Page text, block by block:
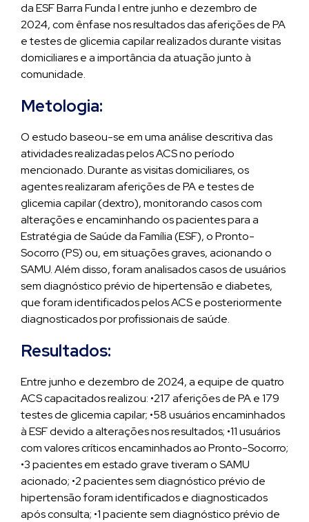
da ESF Barra Funda I entre junho e dezembro de
2024, com ênfase nos resultados das aferições de PA
e testes de glicemia capilar realizados durante visitas
domiciliares e a importância da atuação junto à
comunidade.
Metologia:
O estudo baseou-se em uma análise descritiva das
atividades realizadas pelos ACS no período
mencionado. Durante as visitas domiciliares, os
agentes realizaram aferições de PA e testes de
glicemia capilar (dextro), monitorando casos com
alterações e encaminhando os pacientes para a
Estratégia de Saúde da Família (ESF), o Pronto-
Socorro (PS) ou, em situações graves, acionando o
SAMU. Além disso, foram analisados casos de usuários
sem diagnóstico prévio de hipertensão e diabetes,
que foram identificados pelos ACS e posteriormente
diagnosticados por profissionais de saúde.
Resultados:
Entre junho e dezembro de 2024, a equipe de quatro
ACS capacitados realizou: •217 aferições de PA e 179
testes de glicemia capilar; •58 usuários encaminhados
à ESF devido a alterações nos resultados; •11 usuários
com valores críticos encaminhados ao Pronto-Socorro;
•3 pacientes em estado grave tiveram o SAMU
acionado; •2 pacientes sem diagnóstico prévio de
hipertensão foram identificados e diagnosticados
após consulta; •1 paciente sem diagnóstico prévio de